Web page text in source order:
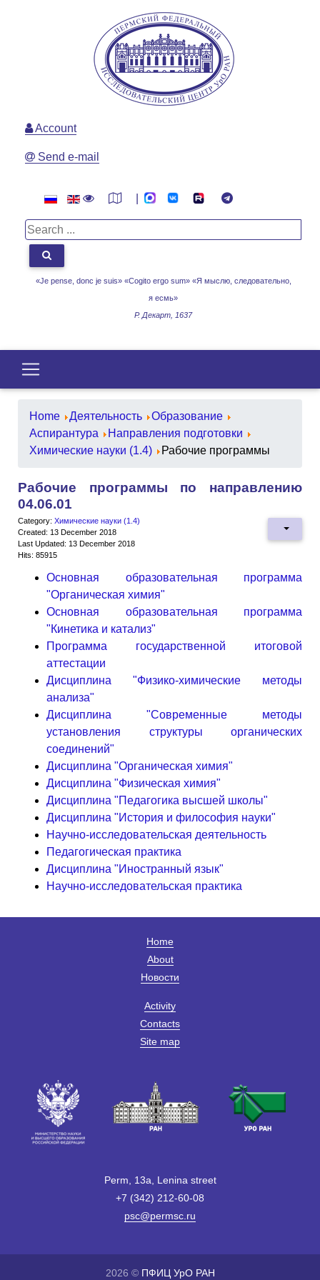
«Je pense, donc je suis» «Cogito ergo sum» «Я мыслю, следовательно,
я есмь»
Р. Декарт, 1637
Account
Send e-mail
Home Деятельность
Образование
Аспирантура
Направления подготовки
Химические науки (1.4)
Рабочие программы
Рабочие программы по направлению
04.06.01
Category: Химические науки (1.4)
Created: 13 December 2018
Last Updated: 13 December 2018
Hits: 85915
Основная образовательная программа
"Органическая химия"
Основная образовательная программа
"Кинетика и катализ"
Программа государственной итоговой
аттестации
Дисциплина "Физико-химические методы
анализа"
Дисциплина "Современные методы
установления структуры органических
соединений"
Дисциплина "Органическая химия"
Дисциплина "Физическая химия"
Дисциплина "Педагогика высшей школы"
Дисциплина "История и философия науки"
Научно-исследовательская деятельность
Педагогическая практика
Дисциплина "Иностранный язык"
Научно-исследовательская практика
Home
About
Новости
Activity
Contacts
Site map
Perm, 13a, Lenina street
+7 (342) 212-60-08
psc@permsc.ru
2026 © ПФИЦ УрО РАН